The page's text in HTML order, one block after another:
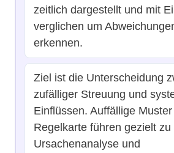
zeitlich dargestellt und mit
verglichen um
erkennen.
Ziel ist die Unterscheidung
zufälliger Streuung und
Einflüssen. Auffällige
Regelkarte führen gezielt zu
Ursachenanalyse und